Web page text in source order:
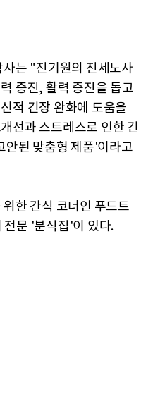
는 "진기원의 진세노사
증진, 활력 증진을 돕고
적 긴장 완화에 도움을
선과 스트레스로 인한 긴
안된 맞춤형 제품'이라고
한 간식 코너인 푸드트
문 '분식집'이 있다.